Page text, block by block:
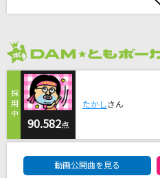
ふたりごと
Superfly
フレンズ
[生音]天城越え
90.582点
たかしさん
動画公開曲を見る